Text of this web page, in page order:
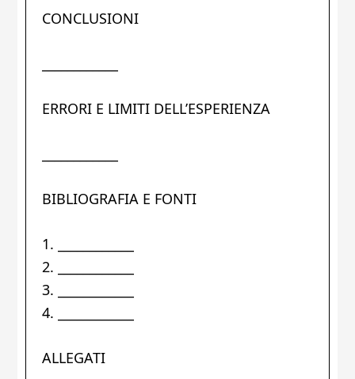
CONCLUSIONI
ERRORI E LIMITI DELL’ESPERIENZA
BIBLIOGRAFIA E FONTI
1. ____________
2. ____________
3. ____________
4. ____________
ALLEGATI